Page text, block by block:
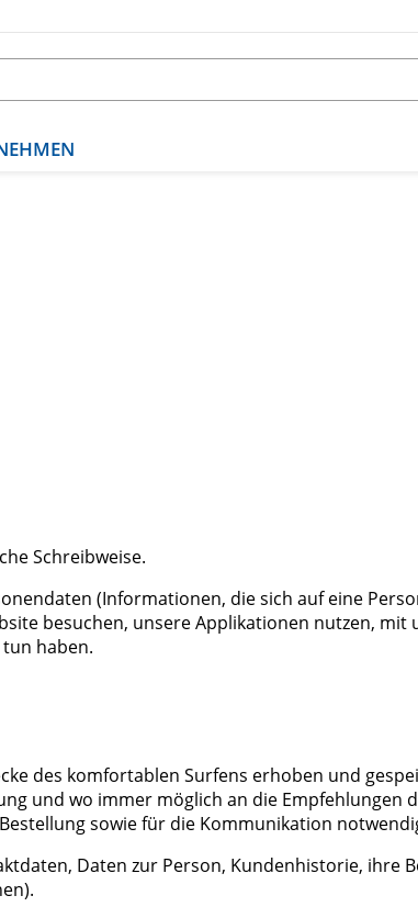
Schreibweise.
(Informationen, die sich auf eine
besuchen, unsere Applikationen nutzen, mit
haben.
des komfortablen Surfens erhoben und
und wo immer möglich an die Empfehlungen
sowie für die Kommunikation
Daten zur Person, Kundenhistorie, ihre